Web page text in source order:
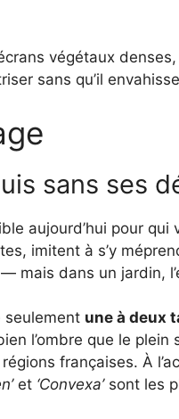
végétaux
sans qu’il
sans ses
aujourd’hui pour
imitent à s’y
mais dans un jardin,
seulement une à deux
l’ombre que le plein
françaises. À
et ‘Convexa’sont les